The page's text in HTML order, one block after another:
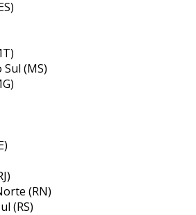
da fibra
cerâmica refratária a
diversos setores
pela
a temperaturas elevadas
estrutural.
destacam-se:
de fundição e fornos
resiste a
(MS)
(RN)
(RS)